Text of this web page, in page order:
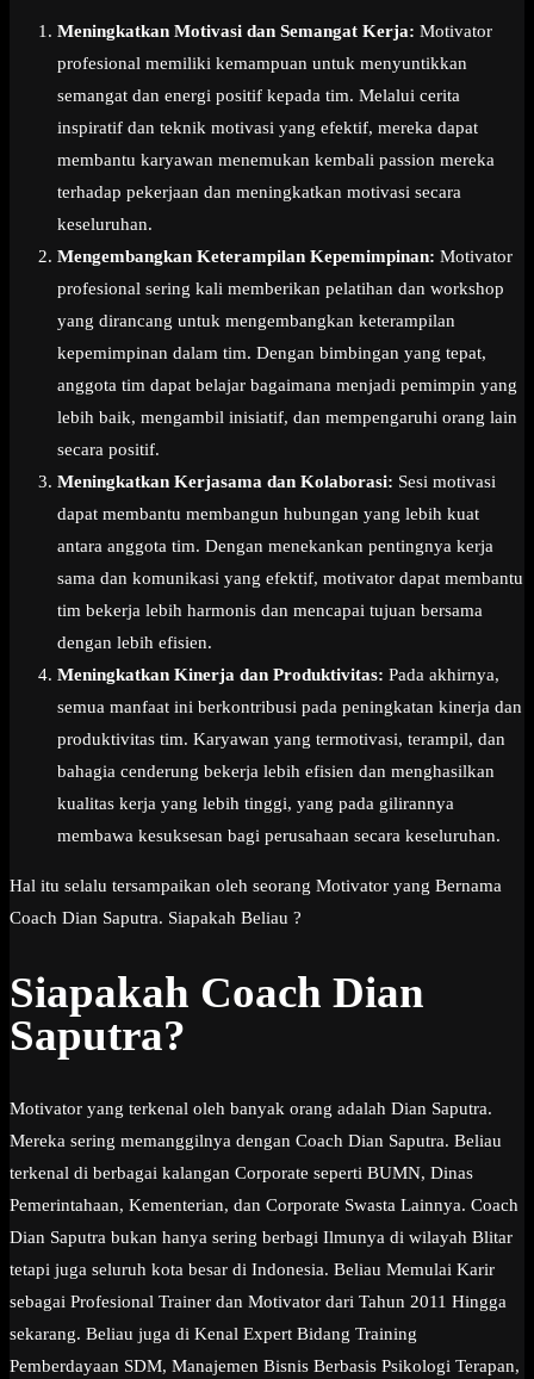
Meningkatkan Motivasi dan Semangat Kerja: Motivator
profesional memiliki kemampuan untuk menyuntikkan
semangat dan energi positif kepada tim. Melalui cerita
inspiratif dan teknik motivasi yang efektif, mereka dapat
membantu karyawan menemukan kembali passion mereka
terhadap pekerjaan dan meningkatkan motivasi secara
keseluruhan.
Mengembangkan Keterampilan Kepemimpinan: Motivator
profesional sering kali memberikan pelatihan dan workshop
yang dirancang untuk mengembangkan keterampilan
kepemimpinan dalam tim. Dengan bimbingan yang tepat,
anggota tim dapat belajar bagaimana menjadi pemimpin yang
lebih baik, mengambil inisiatif, dan mempengaruhi orang lain
secara positif.
Meningkatkan Kerjasama dan Kolaborasi: Sesi motivasi
dapat membantu membangun hubungan yang lebih kuat
antara anggota tim. Dengan menekankan pentingnya kerja
sama dan komunikasi yang efektif, motivator dapat membantu
tim bekerja lebih harmonis dan mencapai tujuan bersama
dengan lebih efisien.
Meningkatkan Kinerja dan Produktivitas: Pada akhirnya,
semua manfaat ini berkontribusi pada peningkatan kinerja dan
produktivitas tim. Karyawan yang termotivasi, terampil, dan
bahagia cenderung bekerja lebih efisien dan menghasilkan
kualitas kerja yang lebih tinggi, yang pada gilirannya
membawa kesuksesan bagi perusahaan secara keseluruhan.
Hal itu selalu tersampaikan oleh seorang Motivator yang Bernama
Coach Dian Saputra. Siapakah Beliau ?
Siapakah Coach Dian
Saputra?
Motivator yang terkenal oleh banyak orang adalah Dian Saputra.
Mereka sering memanggilnya dengan Coach Dian Saputra. Beliau
terkenal di berbagai kalangan Corporate seperti BUMN, Dinas
Pemerintahaan, Kementerian, dan Corporate Swasta Lainnya. Coach
Dian Saputra bukan hanya sering berbagi Ilmunya di wilayah Blitar
tetapi juga seluruh kota besar di Indonesia. Beliau Memulai Karir
sebagai Profesional Trainer dan Motivator dari Tahun 2011 Hingga
sekarang. Beliau juga di Kenal Expert Bidang Training
Pemberdayaan SDM, Manajemen Bisnis Berbasis Psikologi Terapan,